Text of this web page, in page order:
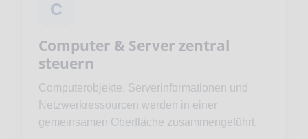
C
Computer & Server zentral
steuern
Computerobjekte, Serverinformationen und
Netzwerkressourcen werden in einer
gemeinsamen Oberfläche zusammengeführt.